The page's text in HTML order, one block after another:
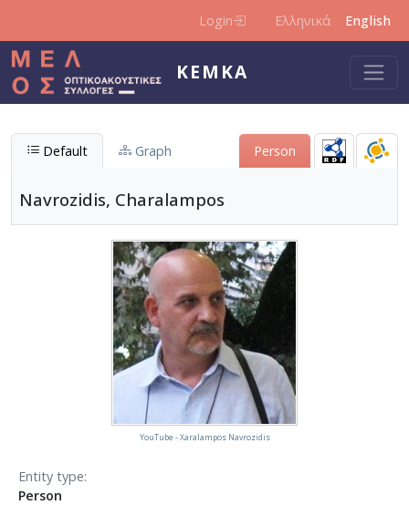
Login Ελληνικά English
KEMKA
Default Graph Person
Navrozidis, Charalampos
Entity type
Person
YouTube - Xaralampos Navrozidis